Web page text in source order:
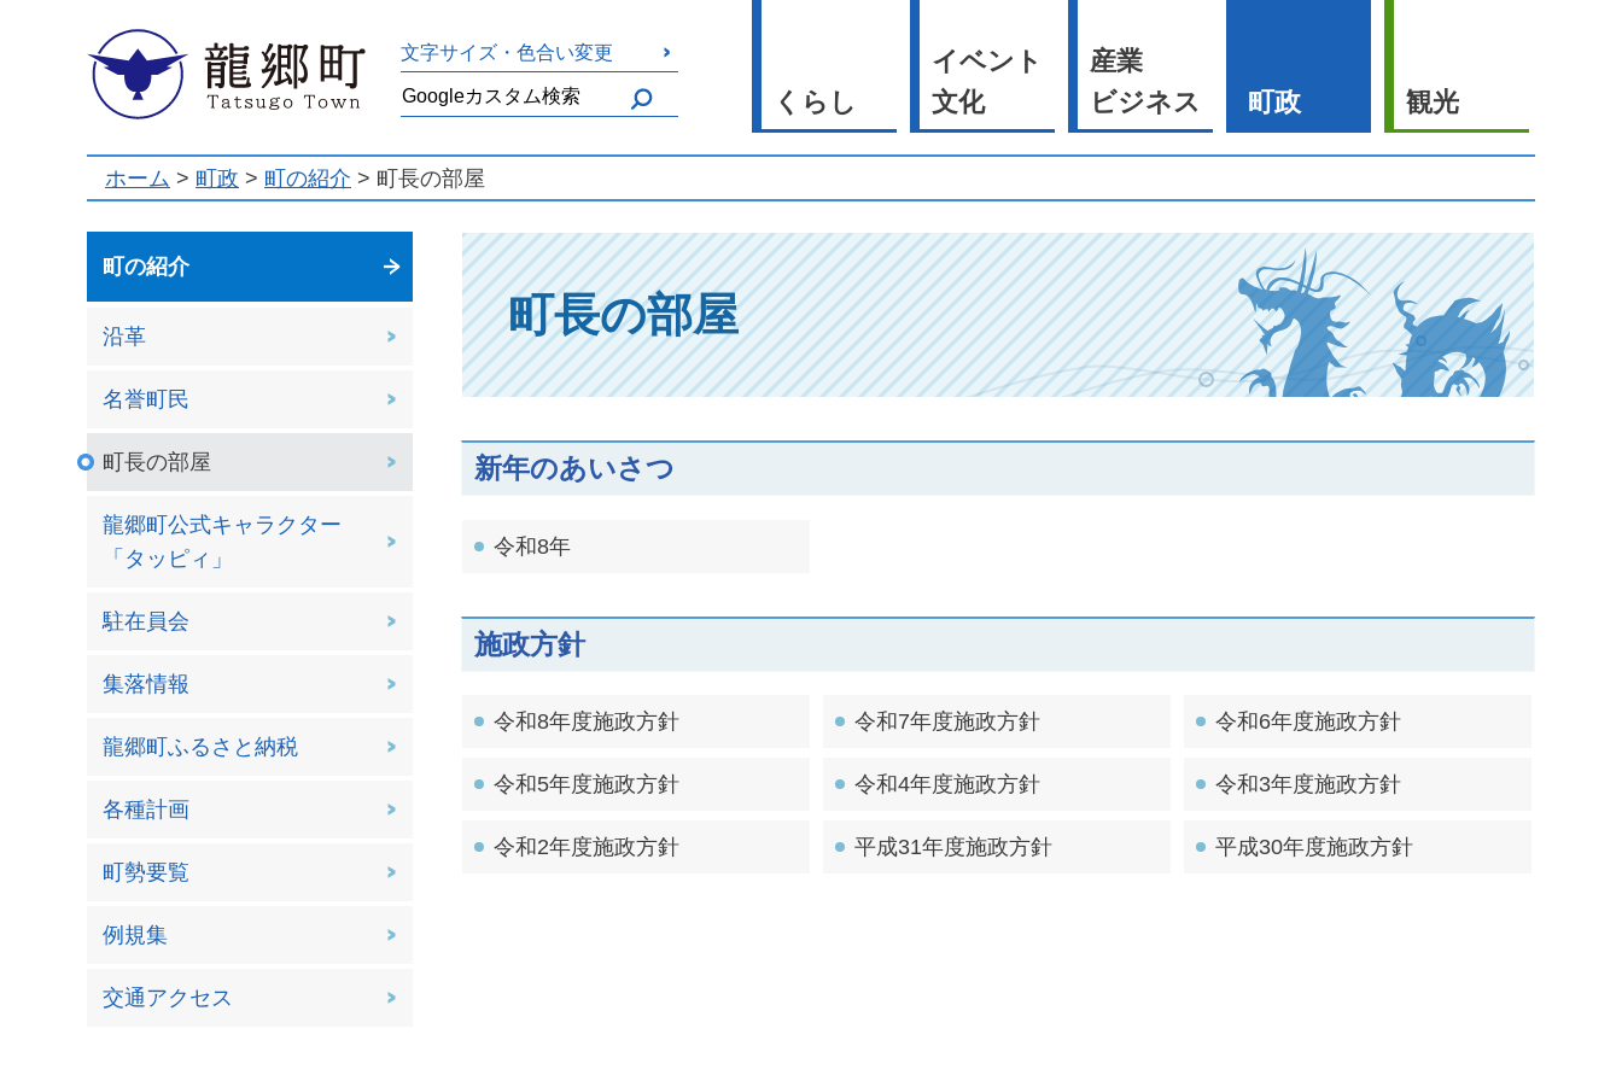
龍郷町 文字サイズ・色合い変更
くらし
イベント
文化
産業
ビジネス
町政 観光
ホーム > 町政 > 町の紹介 > 町長の部屋
町の紹介
沿革
名誉町民
町長の部屋
龍郷町公式キャラクター
「タッピィ」
駐在員会
集落情報
龍郷町ふるさと納税
各種計画
町勢要覧
例規集
交通アクセス
町長の部屋
新年のあいさつ
令和8年
施政方針
令和8年度施政方針 令和7年度施政方針 令和6年度施政方針
令和5年度施政方針 令和4年度施政方針 令和3年度施政方針
令和2年度施政方針 平成31年度施政方針 平成30年度施政方針